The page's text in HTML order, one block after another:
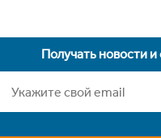
Получать новости